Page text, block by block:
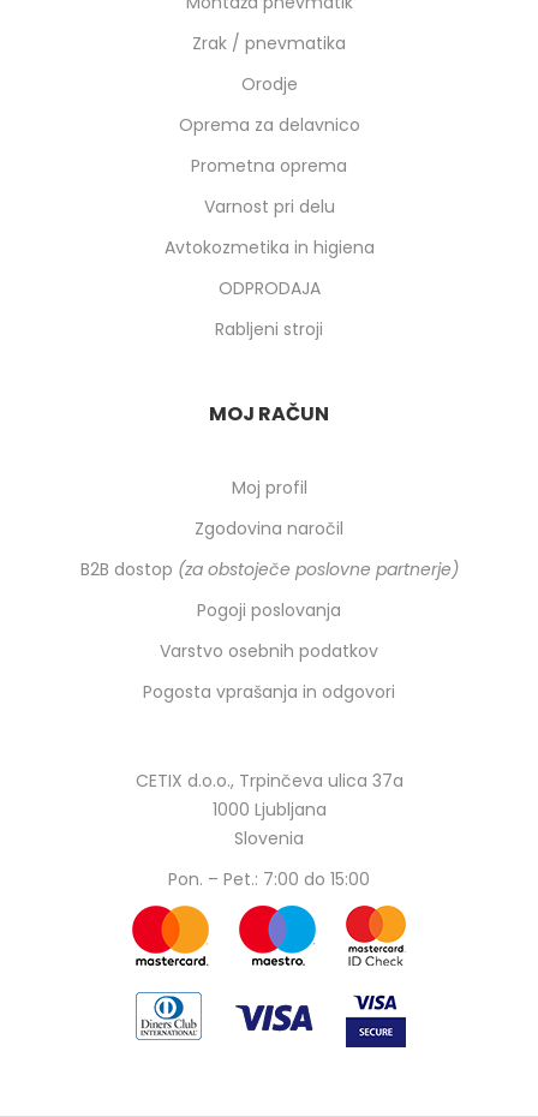
Zrak / pnevmatika
Orodje
Oprema za delavnico
Prometna oprema
Varnost pri delu
Avtokozmetika in higiena
ODPRODAJA
Rabljeni stroji
MOJ RAČUN
Moj profil
Zgodovina naročil
B2B dostop (za obstoječe poslovne partnerje)
Pogoji poslovanja
Varstvo osebnih podatkov
Pogosta vprašanja in odgovori
CETIX d.o.o., Trpinčeva ulica 37a
1000 Ljubljana
Slovenia
Pon. – Pet.: 7:00 do 15:00